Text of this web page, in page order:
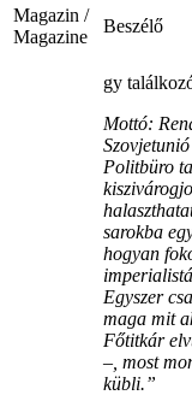
Magazin /
Magazine
Beszélő
gy
Mottó:
Politbüro
sarokba
hogyan
Egyszer
maga mit
Főtitkár
–, most
kübli.”